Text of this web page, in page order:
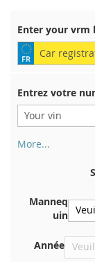
Enter your vrm
Entrez votre
More...
Centrer
Directement
Près du
Manneq
uin
Année